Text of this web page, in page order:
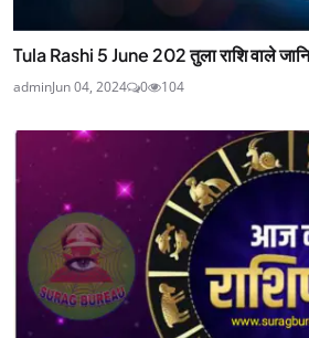
Tula Rashi 5 June 202 तुला राशि वाले
adminJun 04, 2024 0 104